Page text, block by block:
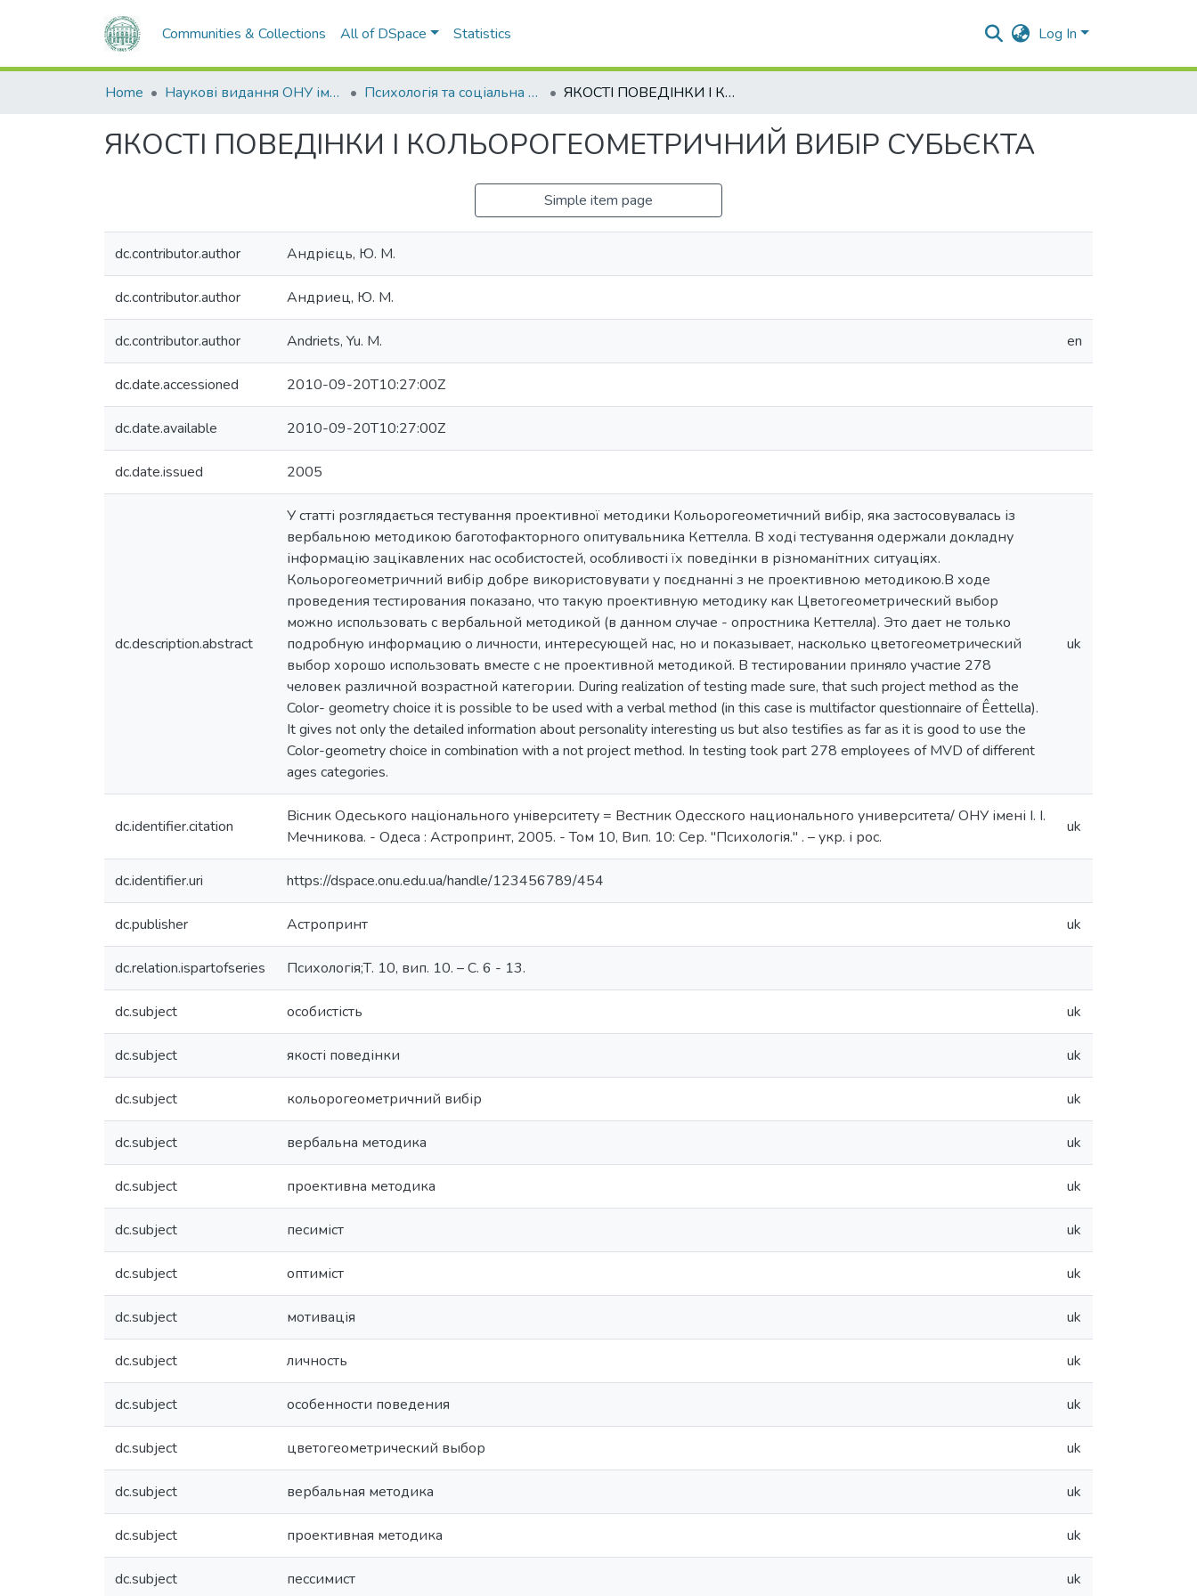
Communities & Collections All of DSpace Statistics Log In
Home Наукові видання ОНУ імені І. І. Мечникова Психологія та соціальна робота ЯКОСТІ ПОВЕДІНКИ І КОЛЬОРОГЕОМЕТРИЧНИЙ ВИБІР СУБЬЄКТА
ЯКОСТІ ПОВЕДІНКИ І КОЛЬОРОГЕОМЕТРИЧНИЙ ВИБІР СУБЬЄКТА
Simple item page
dc.contributor.author Андрієць, Ю. М.
dc.contributor.author Андриец, Ю. М.
dc.contributor.author Andriets, Yu. M. en
dc.date.accessioned 2010-09-20T10:27:00Z
dc.date.available 2010-09-20T10:27:00Z
dc.date.issued 2005
dc.description.abstract
У статті розглядається тестування проективної методики Кольорогеометичний вибір, яка застосовувалась із
вербальною методикою баготофакторного опитувальника Кеттелла. В ході тестування одержали докладну
інформацію зацікавлених нас особистостей, особливості їх поведінки в різноманітних ситуаціях.
Кольорогеометричний вибір добре використовувати у поєднанні з не проективною методикою.В ходе
проведения тестирования показано, что такую проективную методику как Цветогеометрический выбор
можно использовать с вербальной методикой (в данном случае - опростника Кеттелла). Это дает не только
подробную информацию о личности, интересующей нас, но и показывает, насколько цветогеометрический
выбор хорошо использовать вместе с не проективной методикой. В тестировании приняло участие 278
человек различной возрастной категории. During realization of testing made sure, that such project method as the
Color- geometry choice it is possible to be used with a verbal method (in this case is multifactor questionnaire of Êettella).
It gives not only the detailed information about personality interesting us but also testifies as far as it is good to use the
Color-geometry choice in combination with a not project method. In testing took part 278 employees of MVD of different
ages categories.
uk
dc.identifier.citation
Вiсник Одеського нацiонального унiверситету = Вестник Одесского национального университета/ ОНУ імені І. І.
Мечникова. - Одеса : Астропринт, 2005. - Том 10, Вип. 10: Сер. "Психологія." . – укр. і рос.
uk
dc.identifier.uri https://dspace.onu.edu.ua/handle/123456789/454
dc.publisher Астропринт uk
dc.relation.ispartofseries Психологія;Т. 10, вип. 10. – С. 6 - 13.
dc.subject особистість uk
dc.subject якості поведінки uk
dc.subject кольорогеометричний вибір uk
dc.subject вербальна методика uk
dc.subject проективна методика uk
dc.subject песиміст uk
dc.subject оптиміст uk
dc.subject мотивація uk
dc.subject личность uk
dc.subject особенности поведения uk
dc.subject цветогеометрический выбор uk
dc.subject вербальная методика uk
dc.subject проективная методика uk
dc.subject пессимист uk